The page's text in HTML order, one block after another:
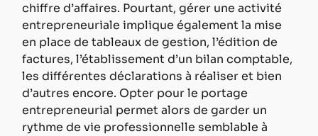
chiffre d’affaires. Pourtant, gérer une activité
entrepreneuriale implique également la mise
en place de tableaux de gestion, l’édition de
factures, l’établissement d’un bilan comptable,
les différentes déclarations à réaliser et bien
d’autres encore. Opter pour le portage
entrepreneurial permet alors de garder un
rythme de vie professionnelle semblable à